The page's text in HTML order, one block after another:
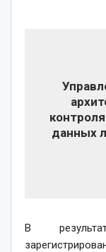
данных
В